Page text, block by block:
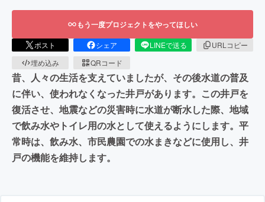
もう一度プロジェクトをやってほしい
ポスト シェア LINEで送る
URLコピー
埋め込み
QRコード
昔、人々の生活を支えていましたが、その後水道の普及
に伴い、使われなくなった井戸があります。この井戸を
復活させ、地震などの災害時に水道が断水した際、地域
で飲み水やトイレ用の水として使えるようにします。平
常時は、飲み水、市民農園での水まきなどに使用し、井
戸の機能を維持します。